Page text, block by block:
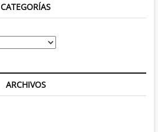
CATEGORÍAS
ARCHIVOS